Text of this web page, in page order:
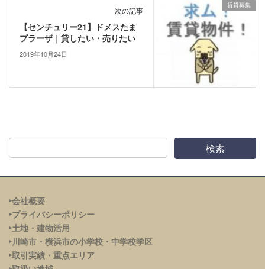
賃貸募集
次の記事
【センチュリー21】ドメスたま
プラーザ｜貸したい・売りたい
2019年10月24日
‣会社概要
‣プライバシーポリシー
‣土地・建物活用
‣川崎市・横浜市の小学校・中学校学区
‣取引実績・重点エリア